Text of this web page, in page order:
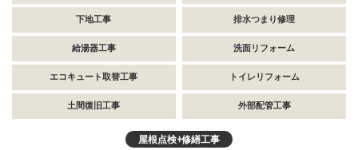
下地工事 排水つまり修理
給湯器工事 洗面リフォーム
エコキュート取替工事 トイレリフォーム
土間復旧工事 外部配管工事
屋根点検+修繕工事